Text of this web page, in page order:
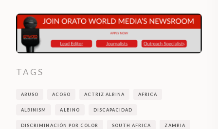
TAGS
ABUSO ACOSO ACTRIZ ALBINA AFRICA
ALBINISM ALBINO DISCAPACIDAD
DISCRIMINACIÓN POR COLOR SOUTH AFRICA ZAMBIA